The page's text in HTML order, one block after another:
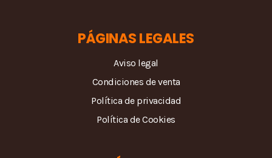
PÁGINAS LEGALES
Aviso legal
Condiciones de venta
Política de privacidad
Política de Cookies